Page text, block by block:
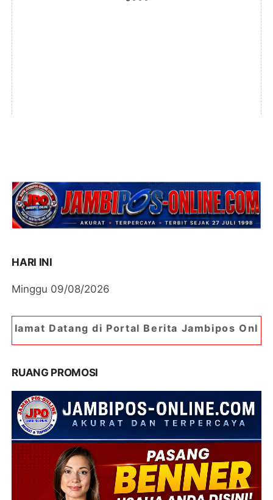
HARI INI
Minggu 09/08/2026
di Portal Berita Jambipos Online. Portal Berita
RUANG PROMOSI